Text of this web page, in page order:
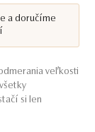
a doručíme
veľkosti
si len